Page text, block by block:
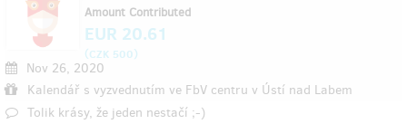
Nov 26, 2020
Kalendář s vyzvednutím ve FbV centru v Ústí nad Labem
Tolik krásy, že jeden nestačí ;-)
Amount Contributed
EUR 20.61
(CZK 500)